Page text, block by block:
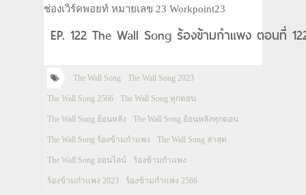
ช่องเวิร์คพอยท์ หมายเลข 23 Workpoint23
EP. 122 The Wall Song ร้องข้ามกำแพง ตอนที่
The Wall Song The Wall Song 2023
The Wall Song 2566 The Wall Song ทุกตอน
The Wall Song ย้อนหลัง The Wall Song ย้อนหลังทุกตอน
The Wall Song ร้องข้ามกำแพง The Wall Song ล่าสุด
The Wall Song ออนไลน์ ร้องข้ามกำแพง
ร้องข้ามกำแพง 2023 ร้องข้ามกำแพง 2566